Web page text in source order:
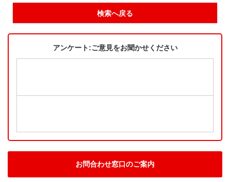
検索へ戻る
アンケート:ご意見をお聞かせください
お問合わせ窓口のご案内